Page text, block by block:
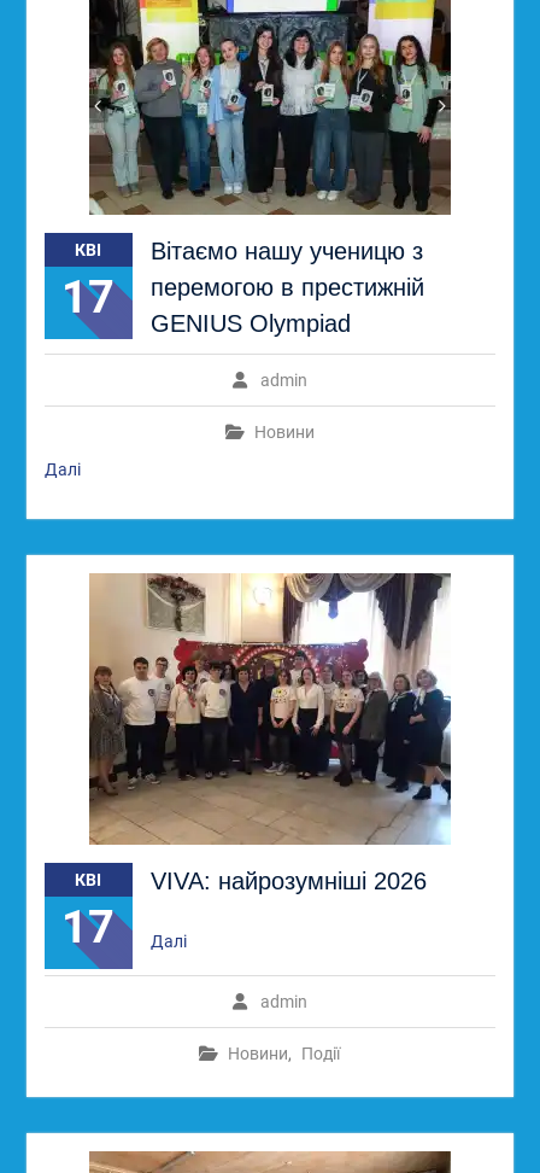
КВІ
17
Вітаємо нашу ученицю з
перемогою в престижній
GENIUS Olympiad
admin
Новини
Далі
КВІ
17
VIVA: найрозумніші 2026
admin
Новини, Події
Далі